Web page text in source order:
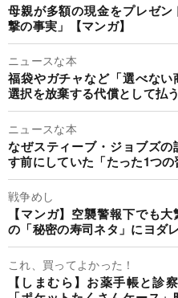
母親が多額の現金をプレゼ
撃の事実」【マンガ】
ニュースな本
福袋やガチャなど「選べない
選択を放棄する代償として払
ニュースな本
なぜスティーブ・ジョブズ
す前にしていた「たった1つの
戦争めし
【マンガ】空襲警報下でも
の「秘密の寿司ネタ」にヨダ
これ、買ってよかった！
【しまむら】お薬手帳と診